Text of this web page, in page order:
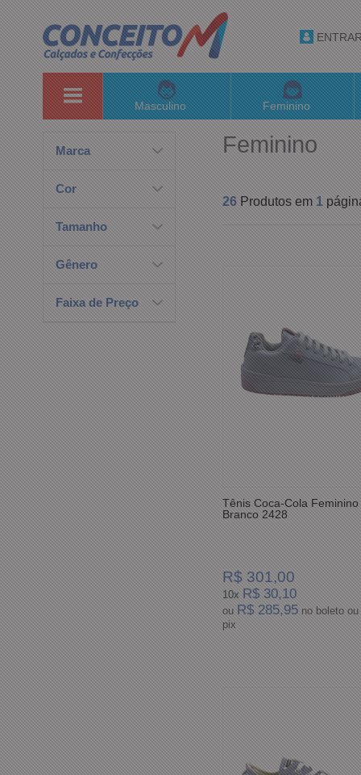
Masculino Feminino
Marca
Cor
Tamanho
Gênero
Faixa de Preço
Feminino
26 Produtos em 1
Tênis Coca-Cola Feminino
Branco 2428
R$ 301,00
10x R$ 30,10
ou R$ 285,95 no boleto ou
pix